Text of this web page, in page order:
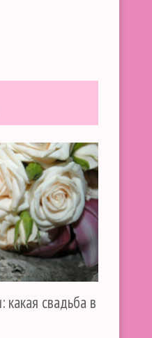
свадьба в